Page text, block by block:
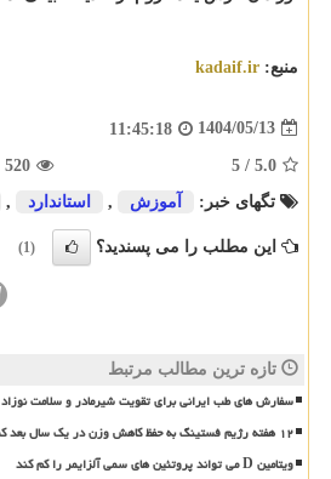
منبع: kadaif.ir
1404/05/13
11:45:18
5.0
/
5
520
تگهای خبر:
آموزش , استاندارد ,
این مطلب را می پسندید؟ (1)
تازه ترین مطالب مرتبط
سفارش های طب ایرانی برای تقویت شیرمادر و سلامت نوزاد
۱۲ هفته رژیم فستینگ به حفظ کاهش وزن در یک سال بعد کمک نماید
ویتامین D می تواند پروتئین های سمی آلزایمر را کم کند